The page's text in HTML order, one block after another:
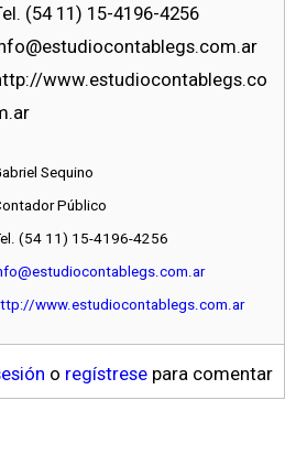
(54 11) 15-4196-4256
www.estudiocontablegs.co
Sequino
Público
(54 11) 15-4196-4256
www.estudiocontablegs.com.ar
o regístrese para comentar